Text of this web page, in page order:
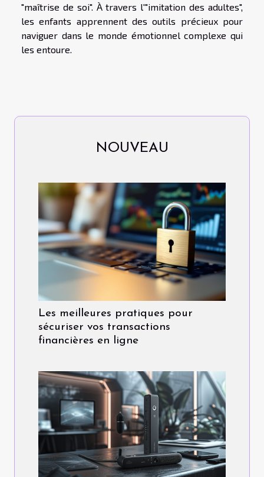
"maîtrise de soi". À travers l'"imitation des adultes",
les enfants apprennent des outils précieux pour
naviguer dans le monde émotionnel complexe qui
les entoure.
NOUVEAU
Les meilleures pratiques pour
sécuriser vos transactions
financières en ligne